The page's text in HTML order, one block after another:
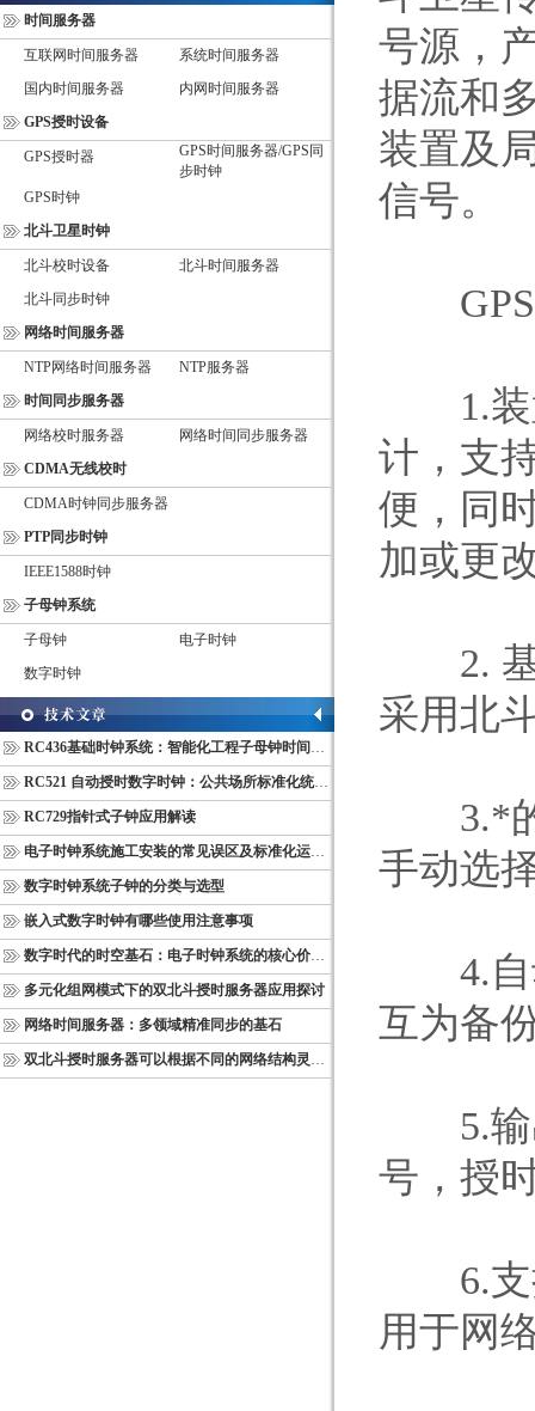
时间服务器
互联网时间服务器
系统时间服务器
国内时间服务器
内网时间服务器
GPS授时设备
GPS授时器
GPS时间服务器/GPS同
步时钟
GPS时钟
北斗卫星时钟
北斗校时设备
北斗时间服务器
北斗同步时钟
网络时间服务器
NTP网络时间服务器
NTP服务器
时间同步服务器
网络校时服务器
网络时间同步服务器
CDMA无线校时
CDMA时钟同步服务器
PTP同步时钟
IEEE1588时钟
子母钟系统
子母钟
电子时钟
数字时钟
RC436基础时钟系统：智能化工程子母钟时间同步配套设备
RC521 自动授时数字时钟：公共场所标准化统一计时终端
RC729指针式子钟应用解读
电子时钟系统施工安装的常见误区及标准化运维管理规范
数字时钟系统子钟的分类与选型
嵌入式数字时钟有哪些使用注意事项
数字时代的时空基石：电子时钟系统的核心价值与多维意义
多元化组网模式下的双北斗授时服务器应用探讨
网络时间服务器：多领域精准同步的基石
双北斗授时服务器可以根据不同的网络结构灵活部署
号源，
据流和
装置及
信号。
GPS
1.装
计，支
便，同
加或更
2. 基
采用北
3.*的
手动选
4.自动
互为备
5.输出
号，授
6.支持
用于网